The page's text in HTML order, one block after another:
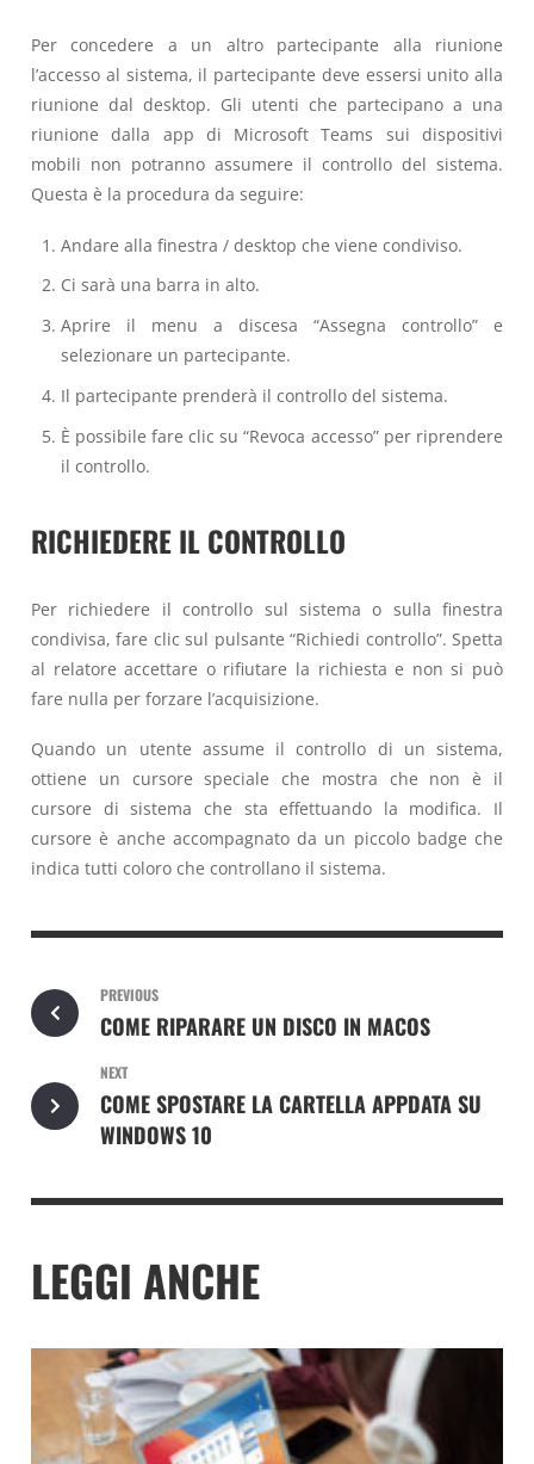
Per concedere a un altro partecipante alla riunione
l’accesso al sistema, il partecipante deve essersi unito alla
riunione dal desktop. Gli utenti che partecipano a una
riunione dalla app di Microsoft Teams sui dispositivi
mobili non potranno assumere il controllo del sistema.
Questa è la procedura da seguire:
Andare alla finestra / desktop che viene condiviso.
Ci sarà una barra in alto.
Aprire il menu a discesa “Assegna controllo” e
selezionare un partecipante.
Il partecipante prenderà il controllo del sistema.
È possibile fare clic su “Revoca accesso” per riprendere
il controllo.
RICHIEDERE IL CONTROLLO
Per richiedere il controllo sul sistema o sulla finestra
condivisa, fare clic sul pulsante “Richiedi controllo”. Spetta
al relatore accettare o rifiutare la richiesta e non si può
fare nulla per forzare l’acquisizione.
Quando un utente assume il controllo di un sistema,
ottiene un cursore speciale che mostra che non è il
cursore di sistema che sta effettuando la modifica. Il
cursore è anche accompagnato da un piccolo badge che
indica tutti coloro che controllano il sistema.
PREVIOUS
COME RIPARARE UN DISCO IN MACOS
NEXT
COME SPOSTARE LA CARTELLA APPDATA SU
WINDOWS 10
LEGGI ANCHE